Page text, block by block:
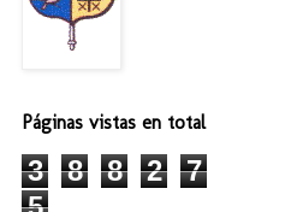
Páginas vistas en total
3 8 8 2
7